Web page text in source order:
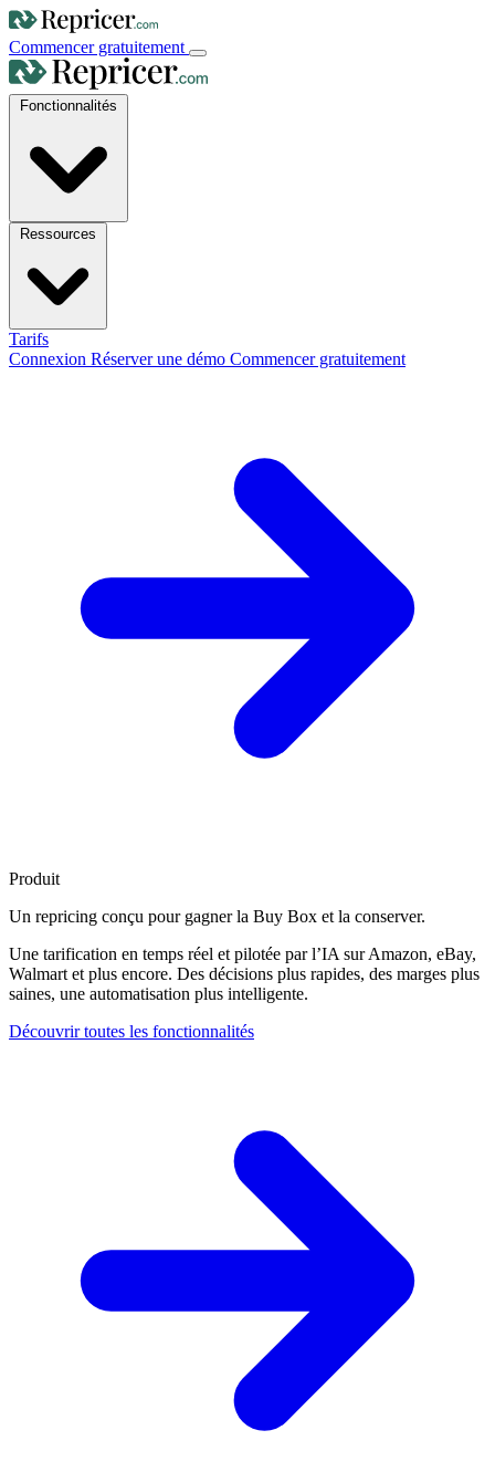
Commencer gratuitement
Tarifs
Connexion Réserver une démo Commencer gratuitement
Produit
Un repricing conçu pour gagner la Buy Box et la conserver.
Une tarification en temps réel et pilotée par l’IA sur Amazon, eBay,
Walmart et plus encore. Des décisions plus rapides, des marges plus
saines, une automatisation plus intelligente.
Découvrir toutes les fonctionnalités